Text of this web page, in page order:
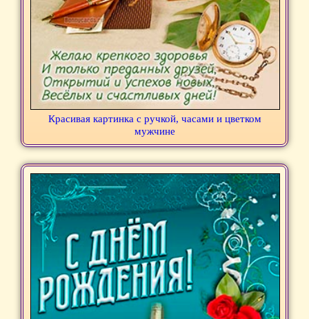
Красивая картинка с ручкой, часами и цветком
мужчине